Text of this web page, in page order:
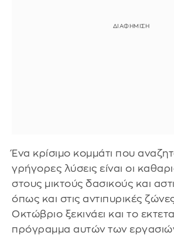
Ένα κρίσιμο κομμάτι που
γρήγορες λύσεις είναι οι
στους μικτούς δασικούς και
όπως και στις αντιπυρικές
Οκτώβριο ξεκινάει και το
πρόγραμμα αυτών των